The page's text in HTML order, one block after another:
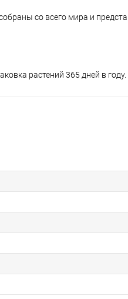
со всего мира и
растений 365 дней в году.